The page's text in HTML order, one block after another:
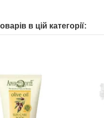
в цій категорії: